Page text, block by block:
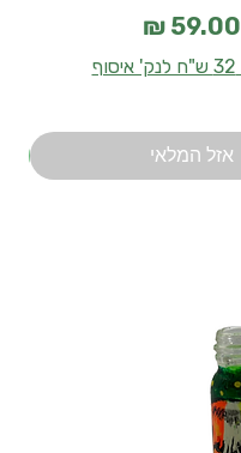
מחיר
אזל המלאי